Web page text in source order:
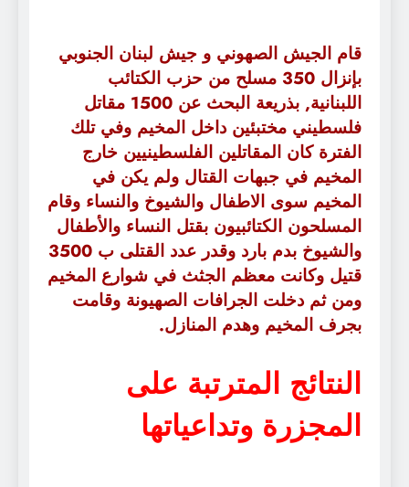
قام الجيش الصهوني و جيش لبنان الجنوبي
بإنزال 350 مسلح من حزب الكتائب
اللبنانية, بذريعة البحث عن 1500 مقاتل
فلسطيني مختبئين داخل المخيم وفي تلك
الفترة كان المقاتلين الفلسطينيين خارج
المخيم في جبهات القتال ولم يكن في
المخيم سوى الاطفال والشيوخ والنساء وقام
المسلحون الكتائبيون بقتل النساء والأطفال
والشيوخ بدم بارد وقدر عدد القتلى ب 3500
قتيل وكانت معظم الجثث في شوارع المخيم
ومن ثم دخلت الجرافات الصهيونة وقامت
بجرف المخيم وهدم المنازل.
النتائج المترتبة على
المجزرة وتداعياتها